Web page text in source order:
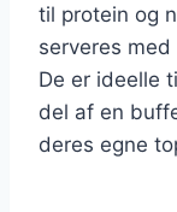
til protein og
serveres
De er ideelle
del af en
deres egne